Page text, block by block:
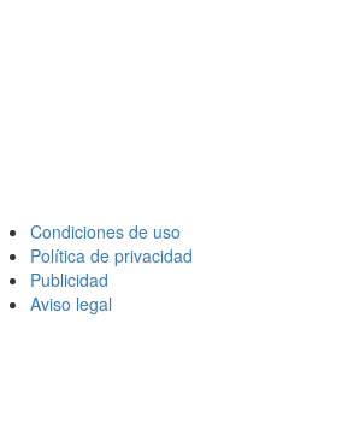
Condiciones de uso
Política de privacidad
Publicidad
Aviso legal